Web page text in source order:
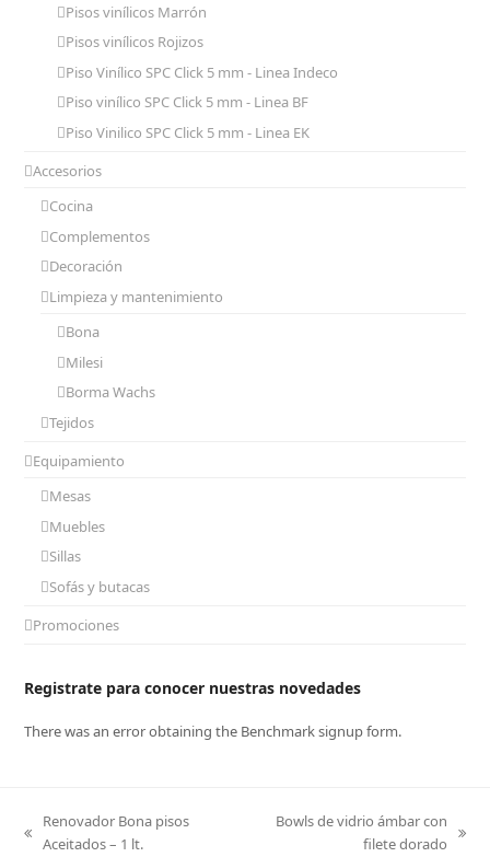
Pisos vinílicos Marrón
Pisos vinílicos Rojizos
Piso Vinílico SPC Click 5 mm - Linea Indeco
Piso vinílico SPC Click 5 mm - Linea BF
Piso Vinilico SPC Click 5 mm - Linea EK
Accesorios
Cocina
Complementos
Decoración
Limpieza y mantenimiento
Bona
Milesi
Borma Wachs
Tejidos
Equipamiento
Mesas
Muebles
Sillas
Sofás y butacas
Promociones
Registrate para conocer nuestras novedades
There was an error obtaining the Benchmark signup form.
previous
Renovador Bona pisos
Aceitados – 1 lt.
Bowls de vidrio ámbar con
filete dorado